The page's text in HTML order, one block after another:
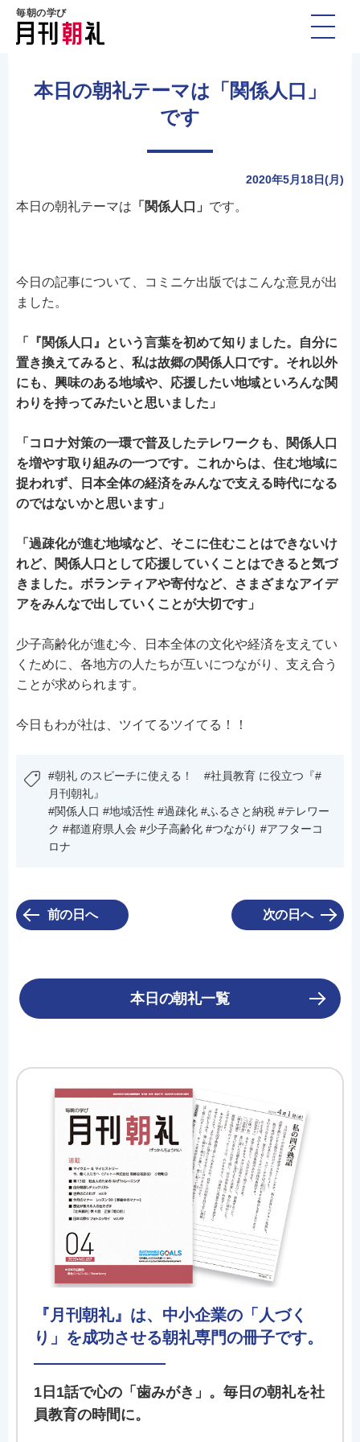
毎朝の学び
本日の朝礼テーマは「関係人口」
です
2020年5月18日(月)
本日の朝礼テーマは 「関係人口」 です。
今日の記事について、コミニケ出版ではこんな意見が出
ました。
「『関係人口』という言葉を初めて知りました。自分に
置き換えてみると、私は故郷の関係人口です。それ以外
にも、興味のある地域や、応援したい地域といろんな関
わりを持ってみたいと思いました」
「コロナ対策の一環で普及したテレワークも、関係人口
を増やす取り組みの一つです。これからは、住む地域に
捉われず、日本全体の経済をみんなで支える時代になる
のではないかと思います」
「過疎化が進む地域など、そこに住むことはできないけ
れど、関係人口として応援していくことはできると気づ
きました。ボランティアや寄付など、さまざまなアイデ
アをみんなで出していくことが大切です」
少子高齢化が進む今、日本全体の文化や経済を支えてい
くために、各地方の人たちが互いにつながり、支え合う
ことが求められます。
今日もわが社は、ツイてるツイてる！！
#朝礼 のスピーチに使える！ #社員教育 に役立つ『#
月刊朝礼』
#関係人口 #地域活性 #過疎化 #ふるさと納税 #テレワー
ク #都道府県人会 #少子高齢化 #つながり #アフターコ
ロナ
前の日へ 次の日へ
本日の朝礼一覧
『月刊朝礼』は、中小企業の「人づく
り」を成功させる朝礼専門の冊子です。
1日1話で心の「歯みがき」。毎日の朝礼を社
員教育の時間に。